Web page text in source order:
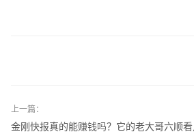
上一篇：
金刚快报真的能赚钱吗？它的老大哥六顺看